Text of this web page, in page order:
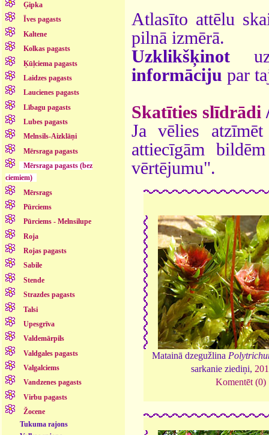
Ģipka
Īves pagasts
Kaltene
Kolkas pagasts
Ķūļciema pagasts
Laidzes pagasts
Laucienes pagasts
Lībagu pagasts
Lubes pagasts
Melnsils-Aizklāņi
Mērsraga pagasts
Mērsraga pagasts (bez
ciemiem)
Mērsrags
Pūrciems
Pūrciems - Melnsilupe
Roja
Rojas pagasts
Sabile
Stende
Strazdes pagasts
Talsi
Upesgrīva
Valdemārpils
Valdgales pagasts
Valgalciems
Vandzenes pagasts
Virbu pagasts
Žocene
Tukuma rajons
Atlasīto attēlu
pilnā izmērā.
Uzklikšķinot
informāciju par
Skatīties slīdrādi
Ja vēlies
attiecīgām
vērtējumu".
Matainā dzegužlina
sarkanie ziediņi,
Komentēt (0)